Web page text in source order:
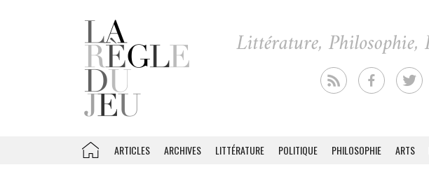
ARTICLES ARCHIVES LITTÉRATURE POLITIQUE PHILOSOPHIE ARTS